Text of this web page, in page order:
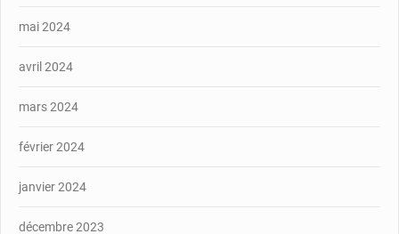
mai 2024
avril 2024
mars 2024
février 2024
janvier 2024
décembre 2023